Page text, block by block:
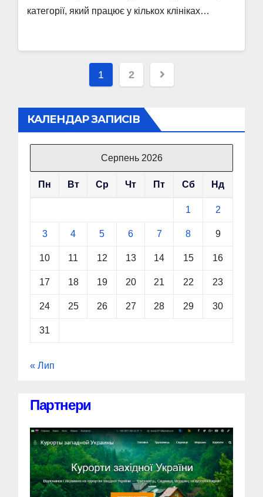
категорії, який працює у кількох клініках…
Пагінація
1 2
КАЛЕНДАР ЗАПИСІВ
Серпень 2026
Пн Вт Ср Чт Пт Сб Нд
1 2
3 4 5 6 7 8 9
10 11 12 13 14 15 16
17 18 19 20 21 22 23
24 25 26 27 28 29 30
31
« Лип
Партнери